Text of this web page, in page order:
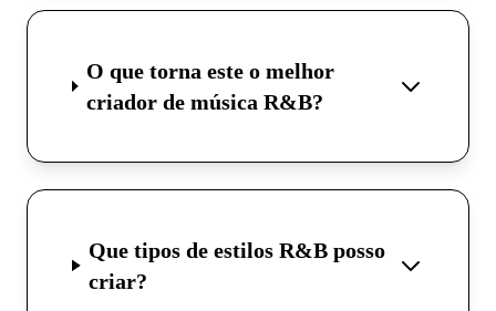
O que torna este o melhor
criador de música R&B?
Que tipos de estilos R&B posso
criar?